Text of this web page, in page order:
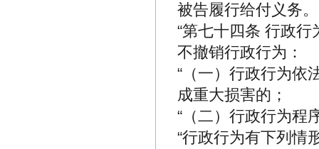
被告履行给付义务。
“第七十四条 行政
不撤销行政行为：
“（一）行政行为依
成重大损害的；
“（二）行政行为程
“行政行为有下列情